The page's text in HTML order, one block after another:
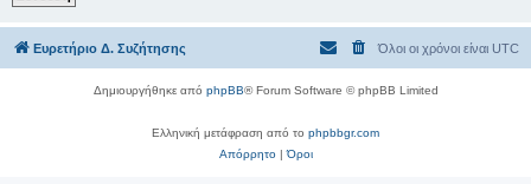
Ευρετήριο Δ. Συζήτησης Όλοι οι χρόνοι είναι UTC
Δημιουργήθηκε από phpBB® Forum Software © phpBB Limited
Ελληνική μετάφραση από το phpbbgr.com
Απόρρητο|Όροι